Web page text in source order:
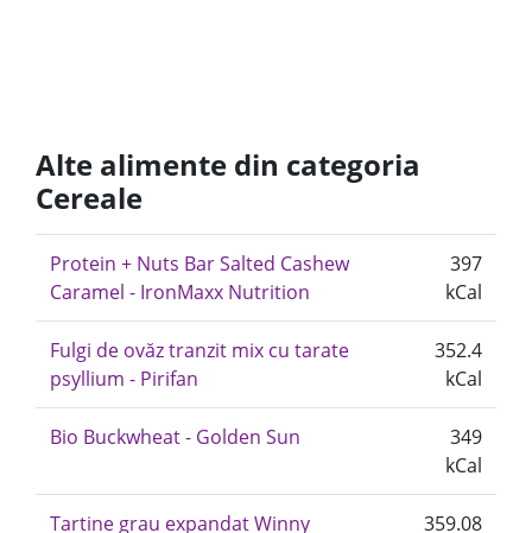
Alte alimente din categoria
Cereale
Protein + Nuts Bar Salted Cashew
Caramel - IronMaxx Nutrition
397
kCal
Fulgi de ovăz tranzit mix cu tarate
psyllium - Pirifan
352.4
kCal
Bio Buckwheat - Golden Sun
349
kCal
Tartine grau expandat Winny
359.08